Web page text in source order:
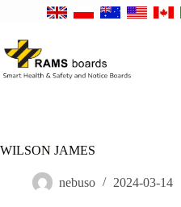
WILSON JAMES
nebuso 2024-03-14